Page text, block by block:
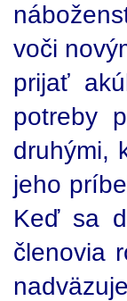
voči
prijať
potreby
druhými,
jeho
Keď sa
členovia